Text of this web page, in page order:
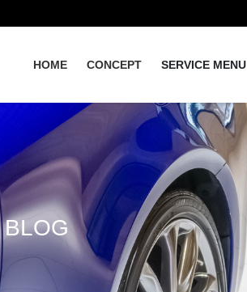
HOME CONCEPT SERVICE MENU
BLOG